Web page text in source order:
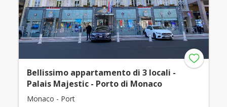
Bellissimo appartamento di 3 locali -
Palais Majestic - Porto di Monaco
Monaco - Port